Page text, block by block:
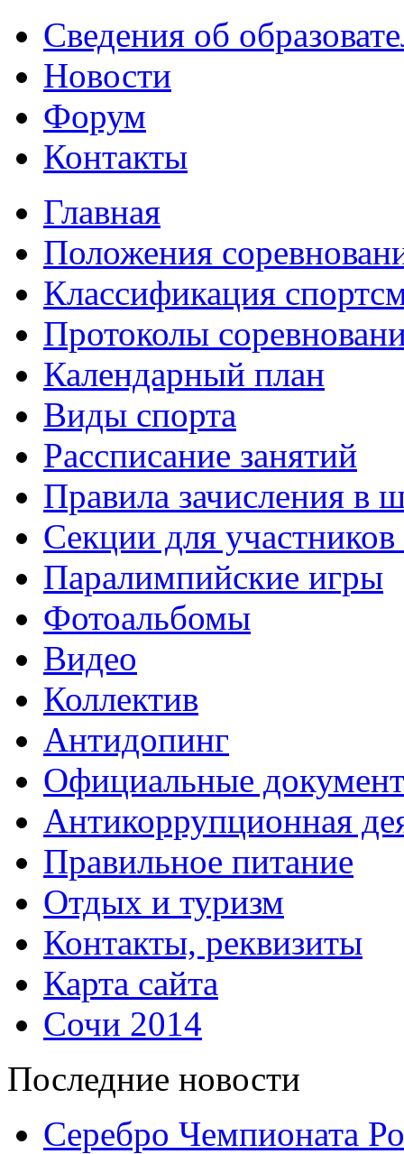
Сведения об
Новости
Форум
Контакты
Главная
Положения
Классификация
Протоколы
Календарный план
Виды спорта
Рассписание занятий
Правила зачисления в
Секции для
Паралимпийские игры
Фотоальбомы
Видео
Коллектив
Антидопинг
Официальные
Антикоррупционная
Правильное питание
Отдых и туризм
Контакты, реквизиты
Карта сайта
Сочи 2014
Последние новости
Серебро Чемпионата